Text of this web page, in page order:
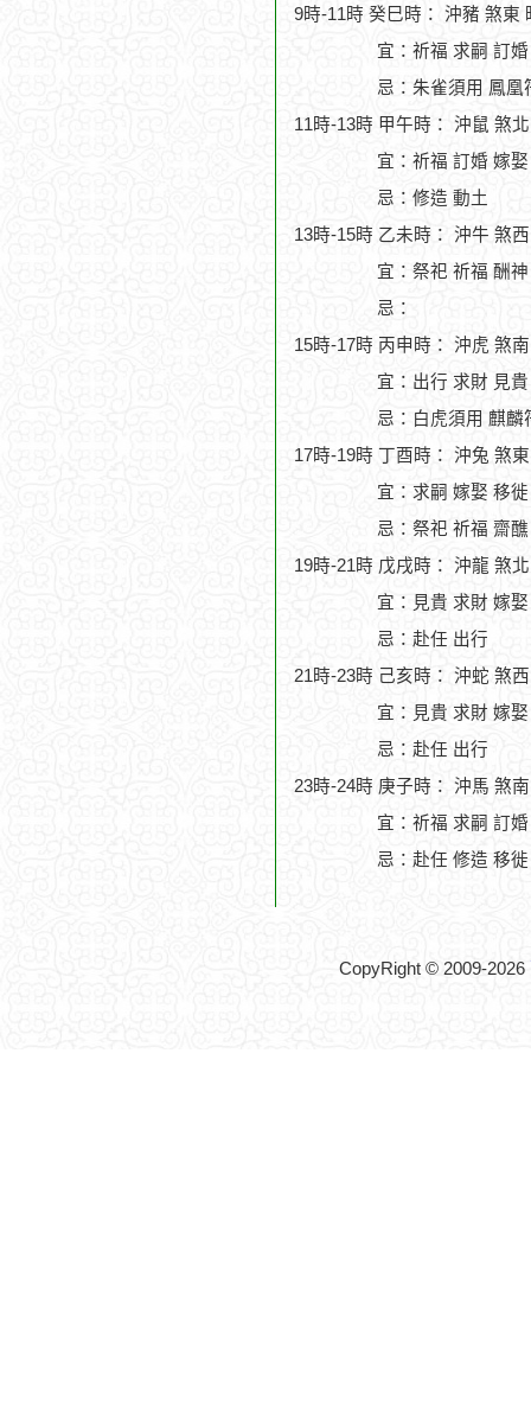
9時-11時 癸巳時： 沖豬 煞東
宜：祈福 求嗣 訂
忌：朱雀須用 鳳凰
11時-13時 甲午時： 沖鼠 煞
宜：祈福 訂婚 嫁
忌：修造 動土
13時-15時 乙未時： 沖牛 煞
宜：祭祀 祈福 酬
忌：
15時-17時 丙申時： 沖虎 煞
宜：出行 求財 見
忌：白虎須用 麒麟
17時-19時 丁酉時： 沖兔 煞
宜：求嗣 嫁娶 移
忌：祭祀 祈福 齋
19時-21時 戊戌時： 沖龍 煞
宜：見貴 求財 嫁
忌：赴任 出行
21時-23時 己亥時： 沖蛇 煞
宜：見貴 求財 嫁
忌：赴任 出行
23時-24時 庚子時： 沖馬 煞
宜：祈福 求嗣 訂
忌：赴任 修造 移
CopyRight © 2009-2026